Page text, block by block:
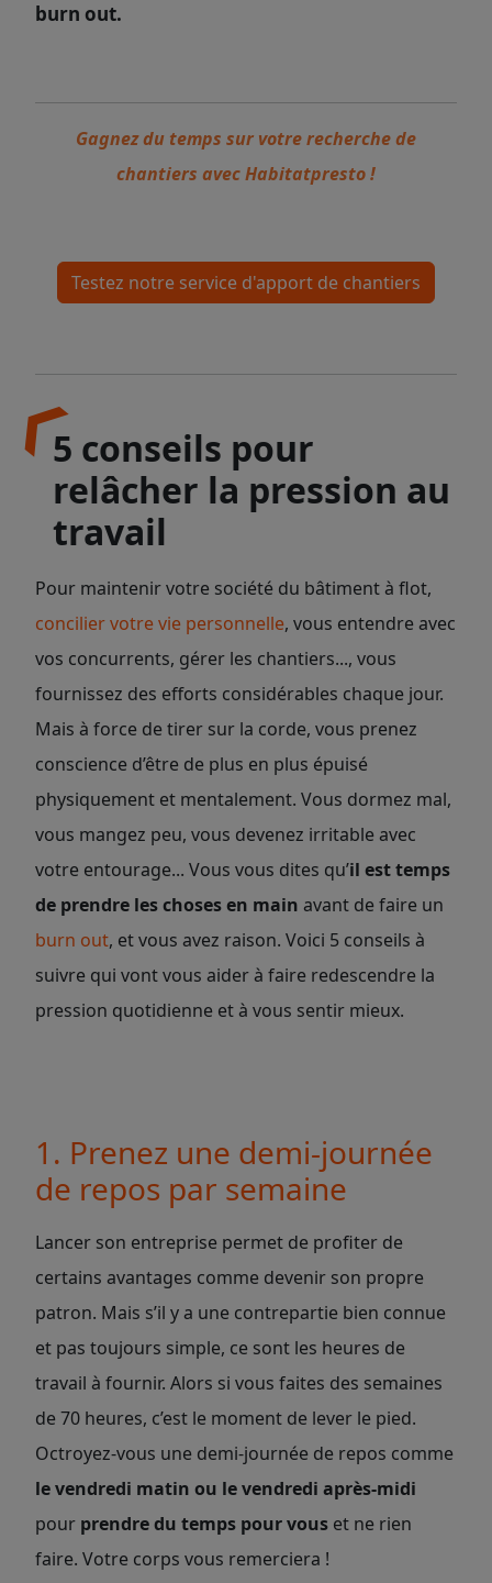
burn out.
Gagnez du temps sur votre recherche de
chantiers avec Habitatpresto !
Testez notre service d'apport de chantiers
5 conseils pour
relâcher la pression au
travail
Pour maintenir votre société du bâtiment à flot,
concilier votre vie personnelle, vous entendre avec
vos concurrents, gérer les chantiers..., vous
fournissez des efforts considérables chaque jour.
Mais à force de tirer sur la corde, vous prenez
conscience d’être de plus en plus épuisé
physiquement et mentalement. Vous dormez mal,
vous mangez peu, vous devenez irritable avec
votre entourage... Vous vous dites qu’il est temps
de prendre les choses en main avant de faire un
burn out, et vous avez raison. Voici 5 conseils à
suivre qui vont vous aider à faire redescendre la
pression quotidienne et à vous sentir mieux.
1. Prenez une demi-journée
de repos par semaine
Lancer son entreprise permet de profiter de
certains avantages comme devenir son propre
patron. Mais s’il y a une contrepartie bien connue
et pas toujours simple, ce sont les heures de
travail à fournir. Alors si vous faites des semaines
de 70 heures, c’est le moment de lever le pied.
Octroyez-vous une demi-journée de repos comme
le vendredi matin ou le vendredi après-midi
pour prendre du temps pour vous et ne rien
faire. Votre corps vous remerciera !